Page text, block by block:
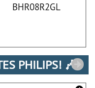
BHR08R2GL
PHILIPS! 🎶